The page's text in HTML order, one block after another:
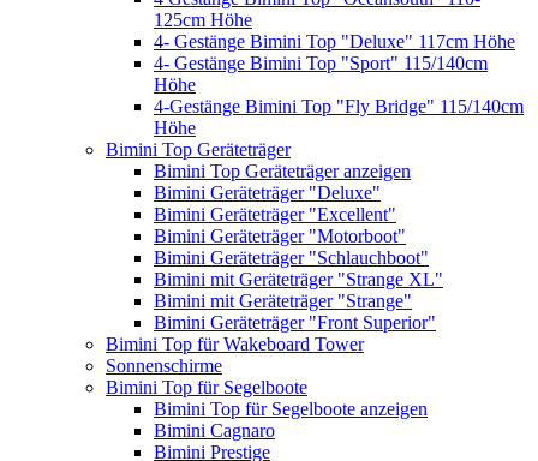
125cm Höhe
4- Gestänge Bimini Top "Deluxe" 117cm Höhe
4- Gestänge Bimini Top "Sport" 115/140cm
Höhe
4-Gestänge Bimini Top "Fly Bridge" 115/140cm
Höhe
Bimini Top Geräteträger
Bimini Top Geräteträger anzeigen
Bimini Geräteträger "Deluxe"
Bimini Geräteträger "Excellent"
Bimini Geräteträger "Motorboot"
Bimini Geräteträger "Schlauchboot"
Bimini mit Geräteträger "Strange XL"
Bimini mit Geräteträger "Strange"
Bimini Geräteträger "Front Superior"
Bimini Top für Wakeboard Tower
Sonnenschirme
Bimini Top für Segelboote
Bimini Top für Segelboote anzeigen
Bimini Cagnaro
Bimini Prestige